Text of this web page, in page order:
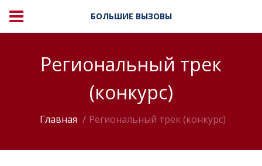
БОЛЬШИЕ ВЫЗОВЫ
Региональный трек
(конкурс)
Главная Региональный трек (конкурс)